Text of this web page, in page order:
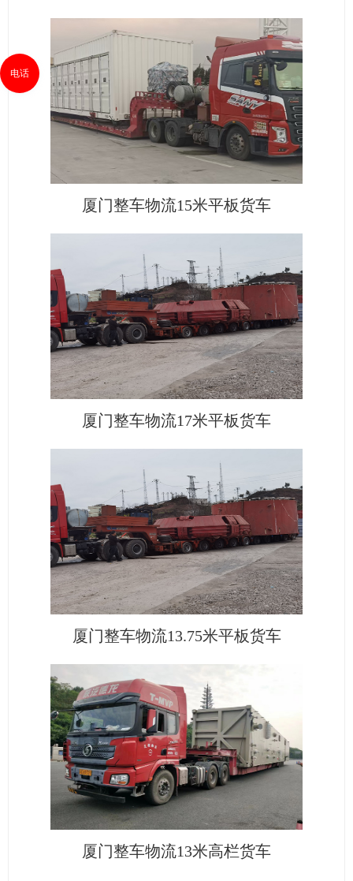
厦门整车物流15米平板货车
厦门整车物流17米平板货车
厦门整车物流13.75米平板货车
厦门整车物流13米高栏货车
电话